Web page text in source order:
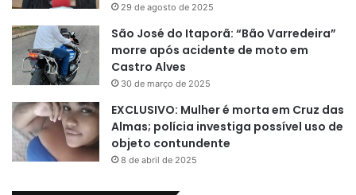
29 de agosto de 2025
São José do Itaporã: “Bão Varredeira”
morre após acidente de moto em
Castro Alves
30 de março de 2025
EXCLUSIVO: Mulher é morta em Cruz das
Almas; polícia investiga possível uso de
objeto contundente
8 de abril de 2025